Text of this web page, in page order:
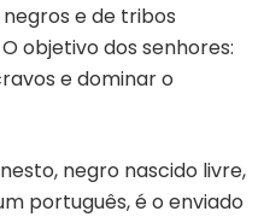
e de tribos
objetivo dos senhores:
e dominar o
negro nascido livre,
português, é o enviado